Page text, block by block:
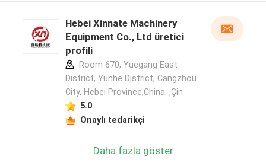
Hebei Xinnate Machinery
Equipment Co., Ltd üretici
profili
Room 670, Yuegang East
District, Yunhe District, Cangzhou
City, Hebei Province,China. ,Çin
5.0
Onaylı tedarikçi
Daha fazla göster